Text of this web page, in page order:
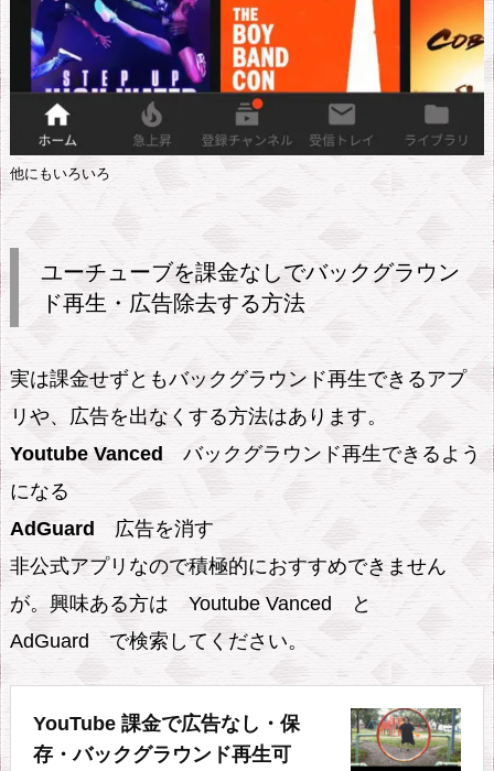
Y
o
u
u
b
u
m
が
3
ヶ
月
料
Y!
m
o
他にもいろいろ
ユーチューブを課金なしでバックグラウン
ド再生・広告除去する方法
実は課金せずともバックグラウンド再生できるアプ
リや、広告を出なくする方法はあります。
Youtube Vanced バックグラウンド再生できるよう
になる
AdGuard 広告を消す
非公式アプリなので積極的におすすめできません
が。興味ある方は Youtube Vanced と
AdGuard で検索してください。
YouTube 課金で広告なし・保
存・バックグラウンド再生可